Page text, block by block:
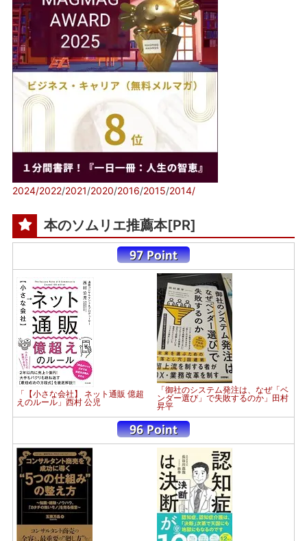
2024/2022/2021/2020/2016/2015/2014/
本のソムリエ推薦本[PR]
「【小さな会社】 ネット通販 億超
えのルール」西村 公児
「御社のシステム発注は、なぜ「ベ
ンダー選び」で失敗するのか」田村
昇平